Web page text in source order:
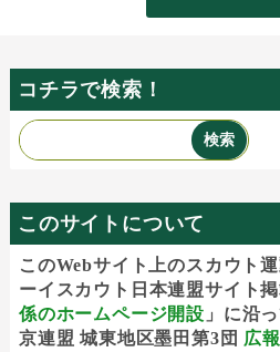
コチラで検索！
このサイトについて
このWebサイト上のスカウト
ーイスカウト日本連盟サイト掲
係のホームページ開設 」に沿
京連盟 城東地区墨田第3団 広